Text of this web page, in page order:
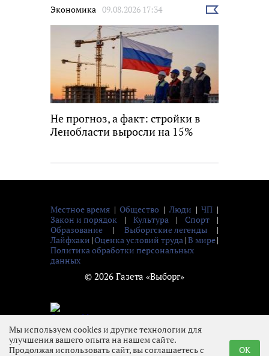
Экономика 09.08.2026 17:34
Выбрать
Не прогноз, а факт: стройки в
Ленобласти выросли на 15%
Местное время | Общество | Люди | ЧП |
Закон и порядок
| Культура | Спорт
|
Образование
| Выборгские легенды
|
Лайфхаки |Оценка условий труда |В мире|
Политика обработки персональных
данных
© 2026 Газета «Выборг»
Мы используем cookies и другие технологии для
улучшения вашего опыта на нашем сайте.
Продолжая использовать сайт, вы соглашаетесь с
OK